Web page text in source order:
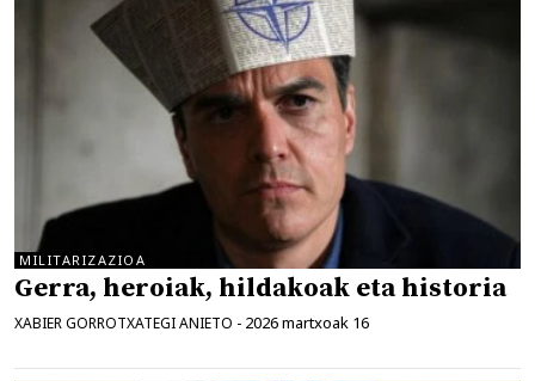
MILITARIZAZIOA
Gerra, heroiak, hildakoak eta historia
XABIER GORROTXATEGI ANIETO - 2026 martxoak 16